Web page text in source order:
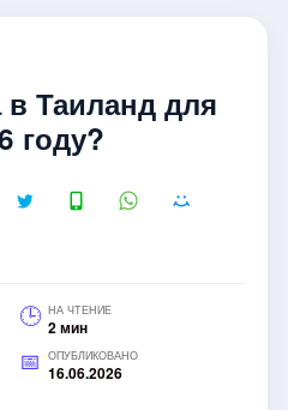
Таиланд для
году?
НА ЧТЕНИЕ
2 мин
ОПУБЛИКОВАНО
16.06.2026